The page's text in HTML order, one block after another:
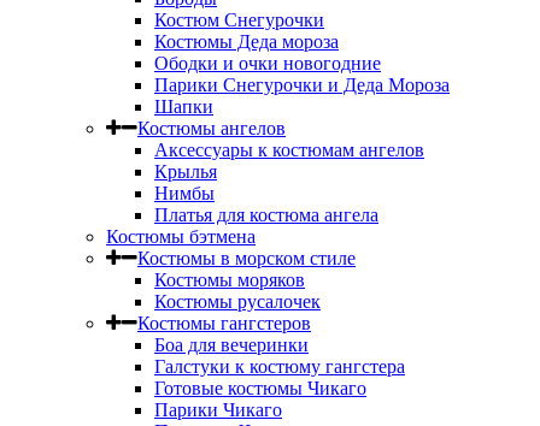
Костюм Снегурочки
Костюмы Деда мороза
Ободки и очки новогодние
Парики Снегурочки и Деда Мороза
Шапки
Костюмы ангелов
Аксессуары к костюмам ангелов
Крылья
Нимбы
Платья для костюма ангела
Костюмы бэтмена
Костюмы в морском стиле
Костюмы моряков
Костюмы русалочек
Костюмы гангстеров
Боа для вечеринки
Галстуки к костюму гангстера
Готовые костюмы Чикаго
Парики Чикаго